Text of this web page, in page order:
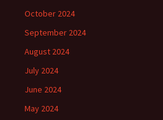
October 2024
September 2024
August 2024
July 2024
June 2024
May 2024